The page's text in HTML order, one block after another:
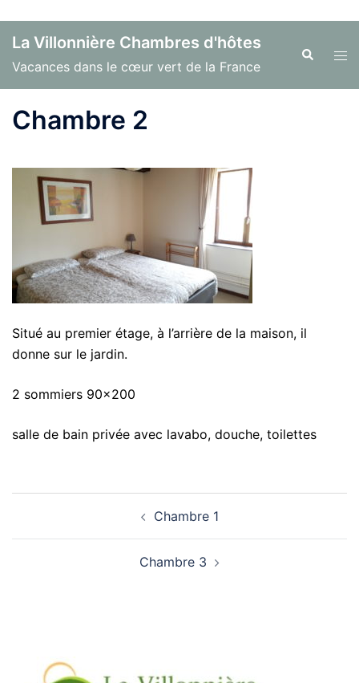
au
contenu
La Villonnière Chambres d'hôtes
Vacances dans le cœur vert de la France
Chambre 2
Situé au premier étage, à l’arrière de la maison, il
donne sur le jardin.
2 sommiers 90×200
salle de bain privée avec lavabo, douche, toilettes
Chambre 1
Chambre 3